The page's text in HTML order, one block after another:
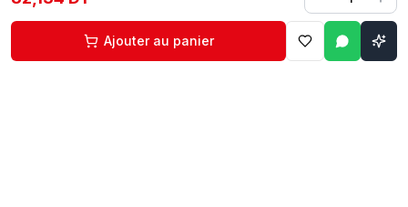
Ajouter au panier